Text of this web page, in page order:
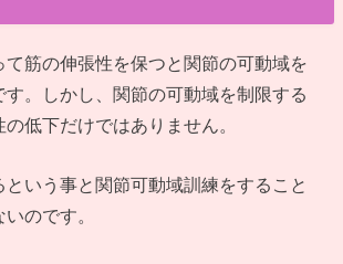
て筋の伸張性を保つと関節の可動域を
。しかし、関節の可動域を制限する
低下だけではありません。
という事と関節可動域訓練をすること
のです。